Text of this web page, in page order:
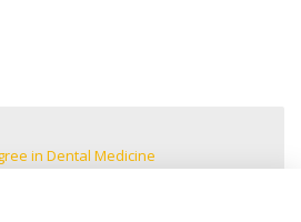
in Dental Medicine